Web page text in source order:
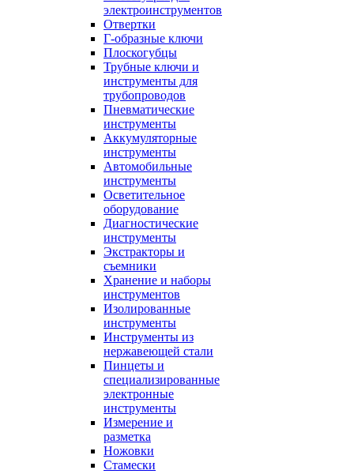
электроинструментов
Отвертки
Г-образные ключи
Плоскогубцы
Трубные ключи и
инструменты для
трубопроводов
Пневматические
инструменты
Аккумуляторные
инструменты
Автомобильные
инструменты
Осветительное
оборудование
Диагностические
инструменты
Экстракторы и
съемники
Хранение и наборы
инструментов
Изолированные
инструменты
Инструменты из
нержавеющей стали
Пинцеты и
специализированные
электронные
инструменты
Измерение и
разметка
Ножовки
Стамески